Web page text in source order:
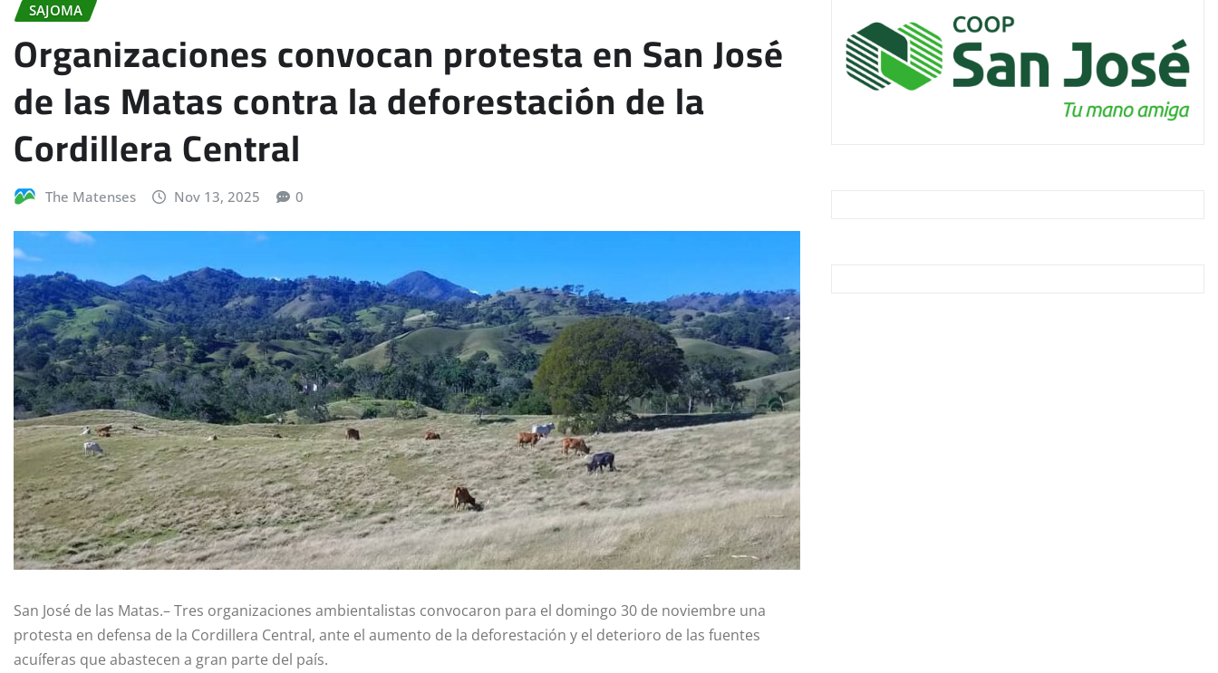
SAJOMA
Organizaciones convocan protesta en San José
de las Matas contra la deforestación de la
Cordillera Central
The Matenses Nov 13, 2025 0
San José de las Matas.– Tres organizaciones ambientalistas convocaron para el domingo 30 de noviembre una
protesta en defensa de la Cordillera Central, ante el aumento de la deforestación y el deterioro de las fuentes
acuíferas que abastecen a gran parte del país.